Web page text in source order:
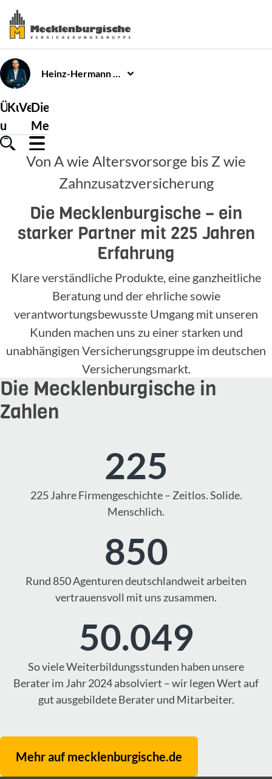
Heinz-HermannOver
Über
uns
Kundenservice
Versicherungen
Die
Mecklenburgische
Von A wie Altersvorsorge bis Z wie
Zahnzusatzversicherung
Die Mecklenburgische – ein
starker Partner mit 225 Jahren
Erfahrung
Klare verständliche Produkte, eine ganzheitliche
Beratung und der ehrliche sowie
verantwortungsbewusste Umgang mit unseren
Kunden machen uns zu einer starken und
unabhängigen Versicherungsgruppe im deutschen
Versicherungsmarkt.
Die Mecklenburgische in
Zahlen
225
225 Jahre Firmengeschichte – Zeitlos. Solide.
Menschlich.
850
Rund 850 Agenturen deutschlandweit arbeiten
vertrauensvoll mit uns zusammen.
50.049
So viele Weiterbildungsstunden haben unsere
Berater im Jahr 2024 absolviert – wir legen Wert auf
gut ausgebildete Berater und Mitarbeiter.
Mehr auf mecklenburgische.de